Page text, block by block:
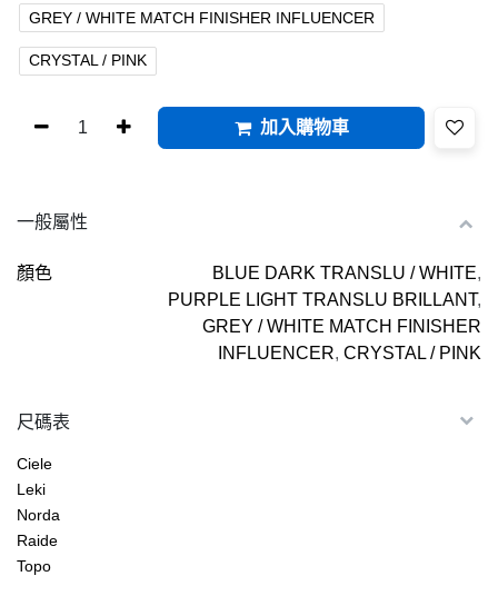
GREY / WHITE MATCH FINISHER INFLUENCER
CRYSTAL / PINK
加入購物車
一般屬性
顏色 BLUE DARK TRANSLU / WHITE,
PURPLE LIGHT TRANSLU BRILLANT,
GREY / WHITE MATCH FINISHER
INFLUENCER, CRYSTAL / PINK
尺碼表
Ciele
Leki
Norda
Raide
Topo